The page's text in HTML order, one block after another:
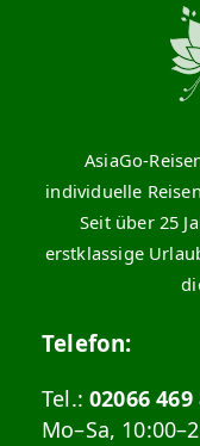
AsiaGo-
individuelle
Seit über 25
erstklassige
Telefon:
Tel.:02066 469
Mo–Sa,